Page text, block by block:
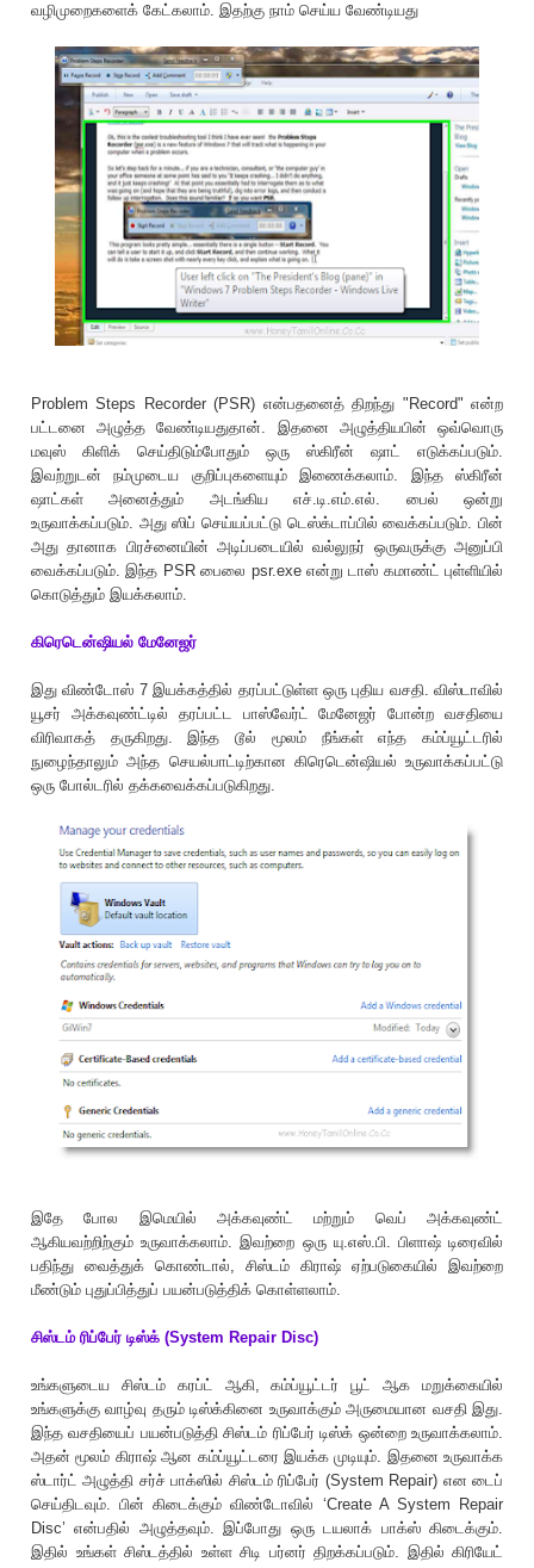
வழிமுறைகளைக் கேட்கலாம். இதற்கு நாம் செய்ய வேண்டியது
Problem Steps Recorder (PSR) என்பதனைத் திறந்து "Record" என்ற
பட்டனை அழுத்த வேண்டியதுதான். இதனை அழுத்தியபின் ஒவ்வொரு
மவுஸ் கிளிக் செய்திடும்போதும் ஒரு ஸ்கிரீன் ஷாட் எடுக்கப்படும்.
இவற்றுடன் நம்முடைய குறிப்புகளையும் இணைக்கலாம். இந்த ஸ்கிரீன்
ஷாட்கள் அனைத்தும் அடங்கிய எச்.டி.எம்.எல். பைல் ஒன்று
உருவாக்கப்படும். அது ஸிப் செய்யப்பட்டு டெஸ்க்டாப்பில் வைக்கப்படும். பின்
அது தானாக பிரச்னையின் அடிப்படையில் வல்லுநர் ஒருவருக்கு அனுப்பி
வைக்கப்படும். இந்த PSR பைலை psr.exe என்று டாஸ் கமாண்ட் புள்ளியில்
கொடுத்தும் இயக்கலாம்.
கிரெடென்ஷியல் மேனேஜர்
இது விண்டோஸ் 7 இயக்கத்தில் தரப்பட்டுள்ள ஒரு புதிய வசதி. விஸ்டாவில்
யூசர் அக்கவுண்ட்டில் தரப்பட்ட பாஸ்வேர்ட் மேனேஜர் போன்ற வசதியை
விரிவாகத் தருகிறது. இந்த டூல் மூலம் நீங்கள் எந்த கம்ப்யூட்டரில்
நுழைந்தாலும் அந்த செயல்பாட்டிற்கான கிரெடென்ஷியல் உருவாக்கப்பட்டு
ஒரு போல்டரில் தக்கவைக்கப்படுகிறது.
இதே போல இமெயில் அக்கவுண்ட் மற்றும் வெப் அக்கவுண்ட்
ஆகியவற்றிற்கும் உருவாக்கலாம். இவற்றை ஒரு யு.எஸ்.பி. பிளாஷ் டிரைவில்
பதிந்து வைத்துக் கொண்டால், சிஸ்டம் கிராஷ் ஏற்படுகையில் இவற்றை
மீண்டும் புதுப்பித்துப் பயன்படுத்திக் கொள்ளலாம்.
சிஸ்டம் ரிப்பேர் டிஸ்க் (System Repair Disc)
உங்களுடைய சிஸ்டம் கரப்ட் ஆகி, கம்ப்யூட்டர் பூட் ஆக மறுக்கையில்
உங்களுக்கு வாழ்வு தரும் டிஸ்க்கினை உருவாக்கும் அருமையான வசதி இது.
இந்த வசதியைப் பயன்படுத்தி சிஸ்டம் ரிப்பேர் டிஸ்க் ஒன்றை உருவாக்கலாம்.
அதன் மூலம் கிராஷ் ஆன கம்ப்யூட்டரை இயக்க முடியும். இதனை உருவாக்க
ஸ்டார்ட் அழுத்தி சர்ச் பாக்ஸில் சிஸ்டம் ரிப்பேர் (System Repair) என டைப்
செய்திடவும். பின் கிடைக்கும் விண்டோவில் ‘Create A System Repair
Disc’ என்பதில் அழுத்தவும். இப்போது ஒரு டயலாக் பாக்ஸ் கிடைக்கும்.
இதில் உங்கள் சிஸ்டத்தில் உள்ள சிடி பர்னர் திறக்கப்படும். இதில் கிரியேட்